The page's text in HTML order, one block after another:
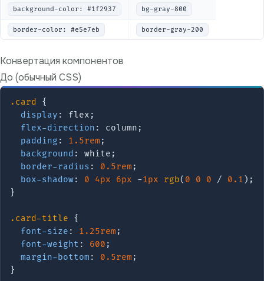
background-color: #1f2937 bg-gray-800
border-color: #e5e7eb border-gray-200
Конвертация компонентов
До (обычный CSS)
.card
{
display : flex;
flex-direction : column;
padding : 1.5rem ;
background : white;
border-radius : 0.5rem ;
box-shadow: 0 4px 6px -1px rgb( 0 0 0 / 0.1 );
}
.card-title {
font-size : 1.25rem ;
font-weight : 600 ;
margin-bottom : 0.5rem ;